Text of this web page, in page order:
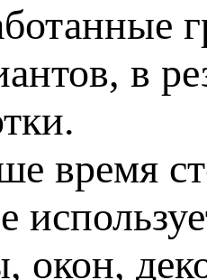
в
время
окон,